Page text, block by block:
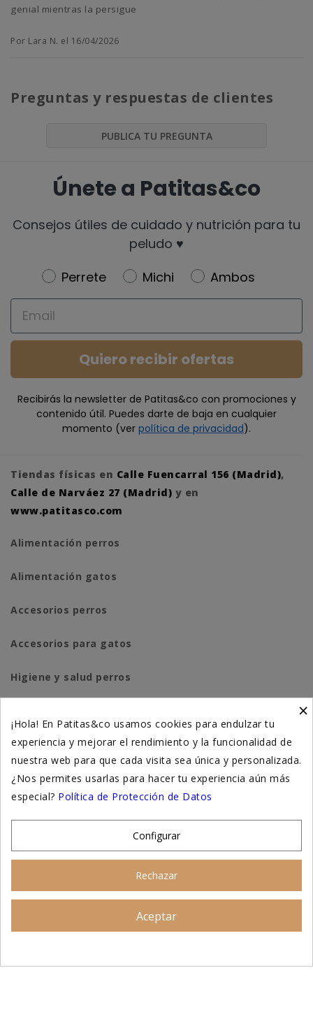
genial mientras la persigue
Por Lara N. el 16/04/2026
Preguntas y respuestas de clientes
PUBLICA TU PREGUNTA
Únete a Patitas&co
Consejos útiles de cuidado y nutrición para tu
peludo ♥️
Newsletter
Perrete Michi
Ambos
Email
Quiero recibir ofertas
Recibirás la newsletter de Patitas&co con promociones y
contenido útil. Puedes darte de baja en cualquier
momento (ver política de privacidad).
Tiendas físicas en Calle Fuencarral 156 (Madrid),
Calle de Narváez 27 (Madrid) y en
www.patitasco.com
Alimentación perros
Alimentación gatos
Accesorios perros
Accesorios para gatos
Higiene y salud perros
Suplementación natural
Otros
×
¡Hola! En Patitas&co usamos cookies para endulzar tu
experiencia y mejorar el rendimiento y la funcionalidad de
nuestra web para que cada visita sea única y personalizada.
¿Nos permites usarlas para hacer tu experiencia aún más
especial? Política de Protección de Datos
Configurar
Rechazar
Aceptar